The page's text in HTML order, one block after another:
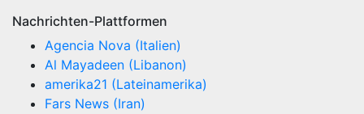
Nachrichten-Plattformen
Agencia Nova (Italien)
Al Mayadeen (Libanon)
amerika21 (Lateinamerika)
Fars News (Iran)